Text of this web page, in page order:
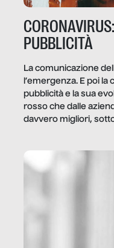
PUBBLICITÀ
La comunicazione
l’emergenza. E poi
pubblicità e la sua
rosso che dalle
davvero migliori,